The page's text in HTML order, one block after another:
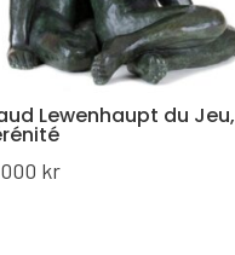
Lewenhaupt du Jeu,
kr